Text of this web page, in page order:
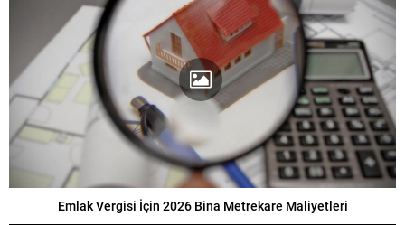
Emlak Vergisi İçin 2026 Bina Metrekare Maliyetleri